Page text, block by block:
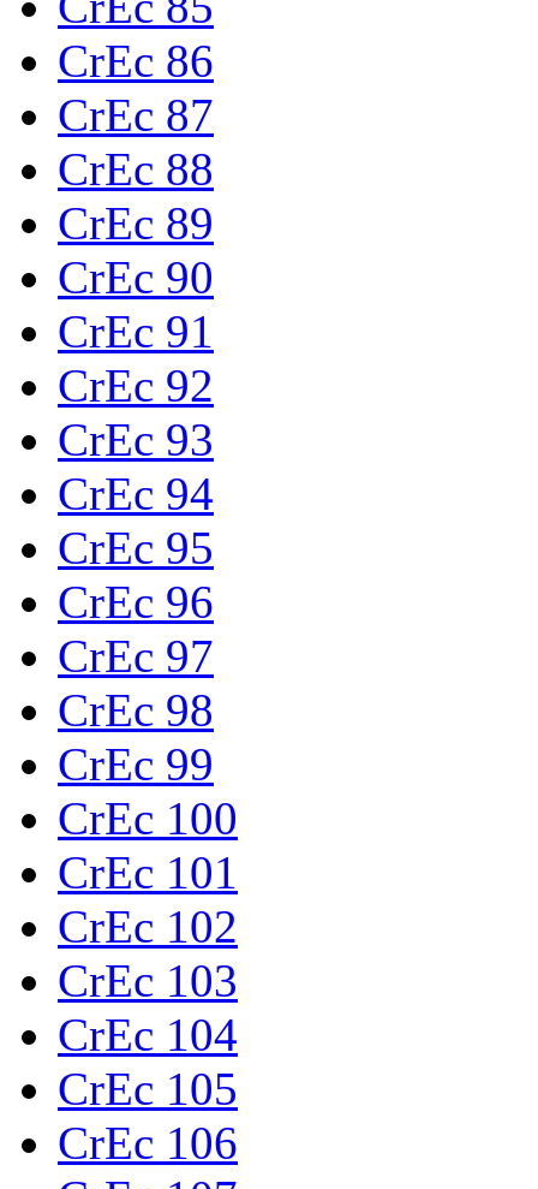
CrEc 86
CrEc 87
CrEc 88
CrEc 89
CrEc 90
CrEc 91
CrEc 92
CrEc 93
CrEc 94
CrEc 95
CrEc 96
CrEc 97
CrEc 98
CrEc 99
CrEc 100
CrEc 101
CrEc 102
CrEc 103
CrEc 104
CrEc 105
CrEc 106